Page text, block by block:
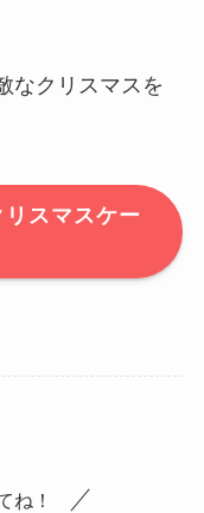
なクリスマスを
スマスケー
ね！